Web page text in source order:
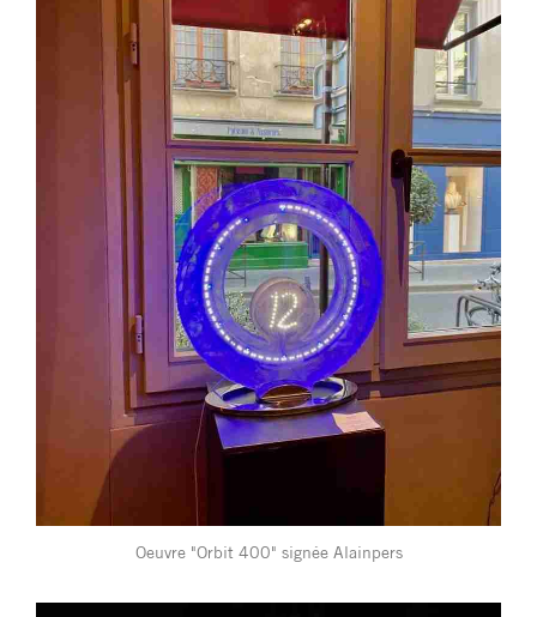
Oeuvre "Orbit 400" signée Alainpers